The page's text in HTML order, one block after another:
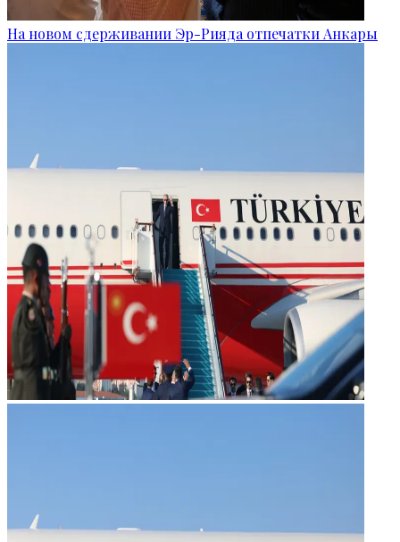
На новом сдерживании Эр-Рияда отпечатки Анкары